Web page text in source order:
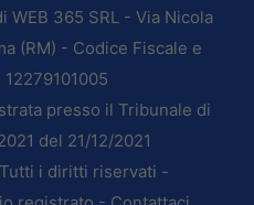
365 SRL - Via Nicola
(RM) - Codice Fiscale e
presso il Tribunale di
del 21/12/2021
i diritti riservati -